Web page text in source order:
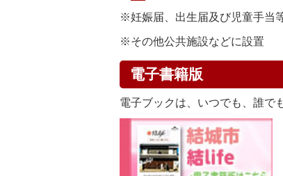
※妊娠届、出生届及び児童手当
※その他公共施設などに設置
電子書籍版
電子ブックは、いつでも、誰で